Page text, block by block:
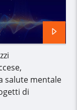
salute mentale
di